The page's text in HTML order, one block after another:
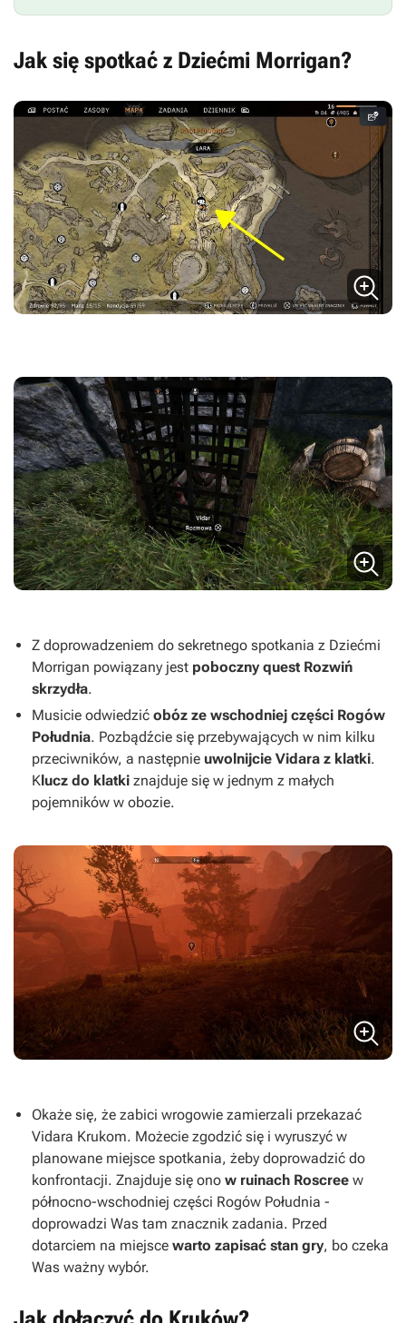
Jak się spotkać z Dziećmi Morrigan?
Z doprowadzeniem do sekretnego spotkania z Dziećmi
Morrigan powiązany jest poboczny quest Rozwiń
skrzydła.
Musicie odwiedzić obóz ze wschodniej części Rogów
Południa. Pozbądźcie się przebywających w nim kilku
przeciwników, a następnie uwolnijcie Vidara z klatki.
K lucz do klatki znajduje się w jednym z małych
pojemników w obozie.
Okaże się, że zabici wrogowie zamierzali przekazać
Vidara Krukom. Możecie zgodzić się i wyruszyć w
planowane miejsce spotkania, żeby doprowadzić do
konfrontacji. Znajduje się ono w ruinach Roscree w
północno-wschodniej części Rogów Południa -
doprowadzi Was tam znacznik zadania. Przed
dotarciem na miejsce warto zapisać stan gry, bo czeka
Was ważny wybór.